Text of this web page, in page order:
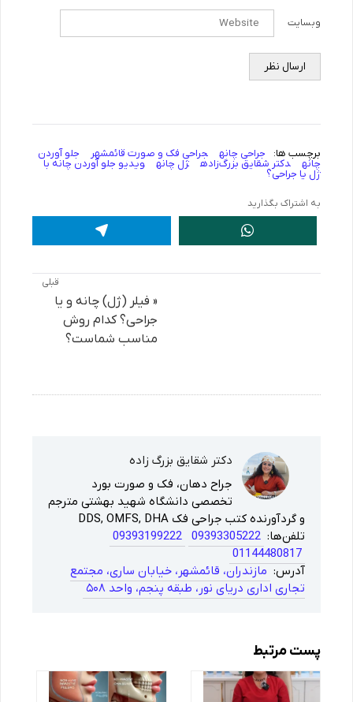
وبسایت
برچسب ها: جراحی چانه جراحی فک و صورت قائمشهر جلو آوردن
چانه دکتر شقایق بزرگ‌زاده ژل چانه ویدیو جلو آوردن چانه با
ژل یا جراحی؟
به اشتراک بگذارید
قبلی
« فیلر (ژل) چانه و یا
جراحی؟ کدام روش
مناسب شماست؟
دکتر شقایق بزرگ زاده
جراح دهان، فک و صورت بورد
تخصصی دانشگاه شهید بهشتی مترجم
و گردآورنده کتب جراحی فک DDS, OMFS, DHA
تلفن‌ها: 09393305222
09393199222
01144480817
آدرس: مازندران، قائمشهر، خیابان ساری، مجتمع
تجاری اداری دریای نور، طبقه پنجم، واحد ۵۰۸
پست مرتبط